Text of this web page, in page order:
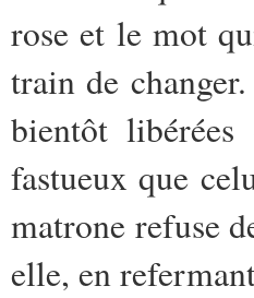
rose et le mot
train de
bientôt
fastueux que
matrone refuse
elle, en